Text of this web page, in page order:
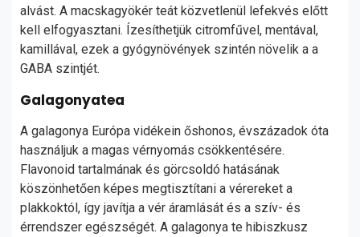
alvást. A macskagyökér teát közvetlenül lefekvés előtt
kell elfogyasztani. Ízesíthetjük citromfűvel, mentával,
kamillával, ezek a gyógynövények szintén növelik a a
GABA szintjét.
Galagonyatea
A galagonya Európa vidékein őshonos, évszázadok óta
használjuk a magas vérnyomás csökkentésére.
Flavonoid tartalmának és görcsoldó hatásának
köszönhetően képes megtisztítani a vérereket a
plakkoktól, így javítja a vér áramlását és a szív- és
érrendszer egészségét. A galagonya te hibiszkusz